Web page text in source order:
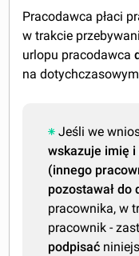
Pracodawca płaci
w trakcie
urlopu pracodawca
na
Jeśli we
wskazuje imię
(innego
pozostawał do
pracownika, w
pracownik -
podpisać